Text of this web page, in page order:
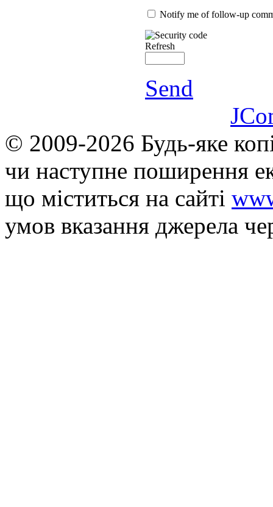
Notify me of follow-up
Refresh
Send
© 2009-2026 Будь-яке
чи наступне поширення
що мiститься на сайті
умов вказання джерела